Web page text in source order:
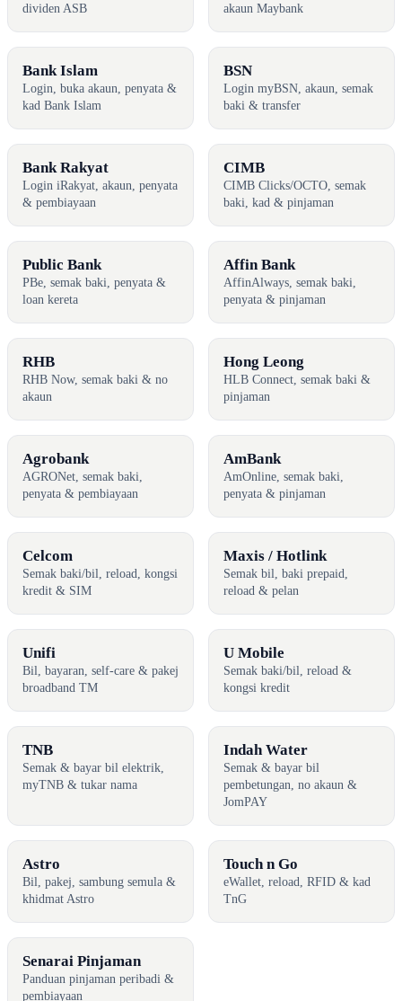
dividen ASB
akaun Maybank
Bank Islam
Login, buka akaun, penyata &
kad Bank Islam
BSN
Login myBSN, akaun, semak
baki & transfer
Bank Rakyat
Login iRakyat, akaun, penyata
& pembiayaan
CIMB
CIMB Clicks/OCTO, semak
baki, kad & pinjaman
Public Bank
PBe, semak baki, penyata &
loan kereta
Affin Bank
AffinAlways, semak baki,
penyata & pinjaman
RHB
RHB Now, semak baki & no
akaun
Hong Leong
HLB Connect, semak baki &
pinjaman
Agrobank
AGRONet, semak baki,
penyata & pembiayaan
AmBank
AmOnline, semak baki,
penyata & pinjaman
Celcom
Semak baki/bil, reload, kongsi
kredit & SIM
Maxis / Hotlink
Semak bil, baki prepaid,
reload & pelan
Unifi
Bil, bayaran, self-care & pakej
broadband TM
U Mobile
Semak baki/bil, reload &
kongsi kredit
TNB
Semak & bayar bil elektrik,
myTNB & tukar nama
Indah Water
Semak & bayar bil
pembetungan, no akaun &
JomPAY
Astro
Bil, pakej, sambung semula &
khidmat Astro
Touch n Go
eWallet, reload, RFID & kad
TnG
Senarai Pinjaman
Panduan pinjaman peribadi &
pembiayaan